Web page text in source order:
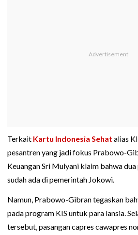
Terkait Kartu Indonesia Sehat alias
pesantren yang jadi fokus Prabowo-
Keuangan Sri Mulyani klaim bahwa
sudah ada di pemerintah Jokowi.
Namun, Prabowo-Gibran tegaskan
pada program KIS untuk para lansia.
tersebut, pasangan capres cawapres